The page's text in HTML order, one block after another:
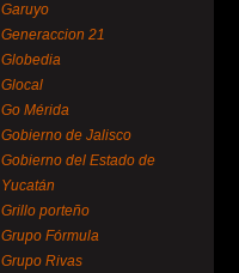
Garuyo
Generaccion 21
Globedia
Glocal
Go Mérida
Gobierno de Jalisco
Gobierno del Estado de
Yucatán
Grillo porteño
Grupo Fórmula
Grupo Rivas